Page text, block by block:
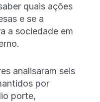
quais ações
e se a
a sociedade em
analisaram seis
por
porte,